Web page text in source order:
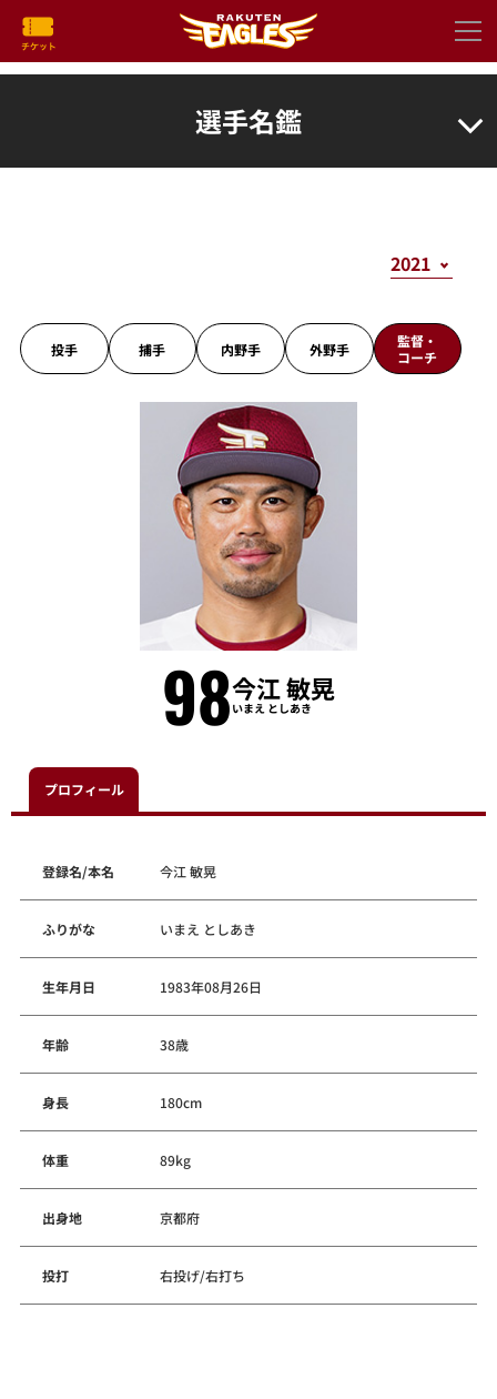
選手名鑑
投手 捕手 内野手 外野手
監督・
コーチ
98今江 敏晃
いまえ としあき
プロフィール
登録名/本名 今江 敏晃
ふりがな いまえ としあき
生年月日 1983年08月26日
年齢 38歳
身長 180cm
体重 89kg
出身地 京都府
投打 右投げ/右打ち